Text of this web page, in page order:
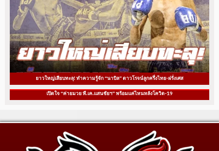
ยาวใหญ่เสียบทะลุ! ทำความรู้จัก “นาบิล” ดาวโรจน์ลูกครึ่งไทย-ฝรั่งเศส
เปิดใจ “ค่ายมวย พี.เค.แสนชัยฯ” พร้อมแค่ไหนหลังโควิด-19